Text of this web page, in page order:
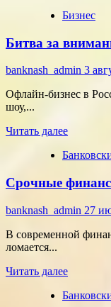
о
собрать
команду,
которая
результат
Бизнес
Битва за
banknash_admin 3
Офлайн-бизнес в
шоу,...
Читать далее
о
за
как
удивить
помощью
Срочные
banknash_admin 27
В современной
ломается...
Читать далее
о